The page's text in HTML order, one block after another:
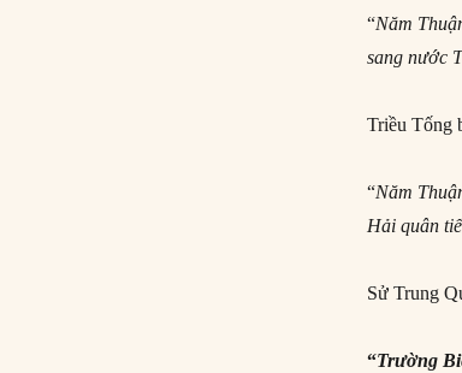
“Năm
sang nước
Triều Tống
“Năm
Hải quân
Sử Trung
“Trường